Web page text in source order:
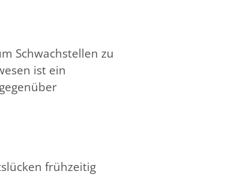
Schwachstellen zu
ist ein
frühzeitig